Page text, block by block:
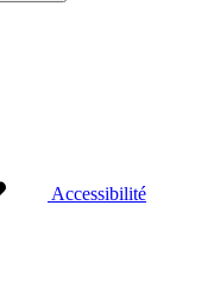
Accessibilité